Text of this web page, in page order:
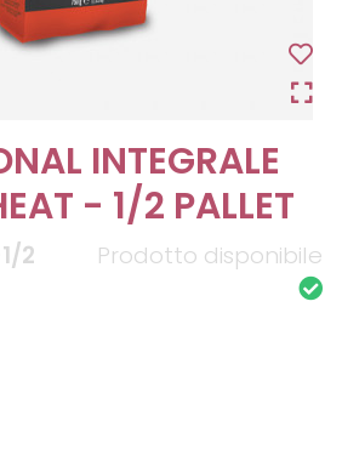
INTEGRALE
- 1/2 PALLET
2 Prodotto disponibile